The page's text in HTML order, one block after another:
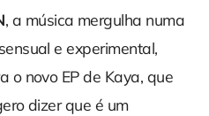
, a música mergulha numa
e experimental,
o novo EP de Kaya, que
dizer que é um